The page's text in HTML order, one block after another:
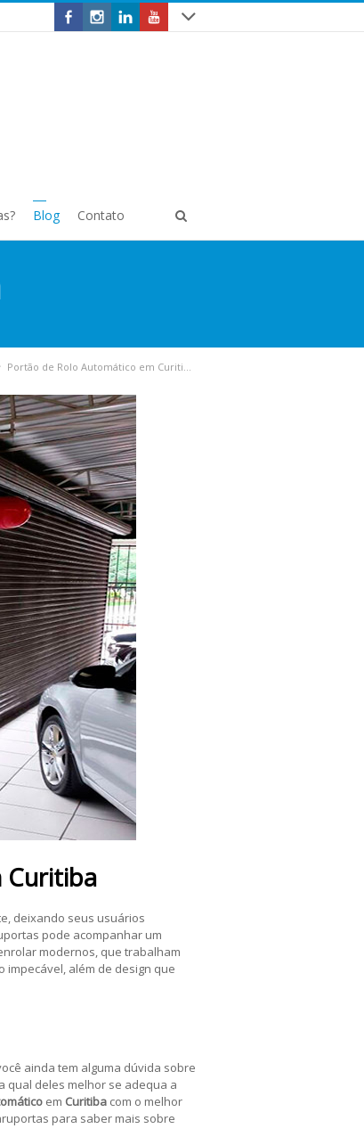
Blog Contato
Portão de Rolo Automático em Curitiba
Curitiba
deixando seus usuários
pode acompanhar um
modernos, que trabalham
impecável, além de design que
ainda tem alguma dúvida sobre
qual deles melhor se adequa a
em Curitiba com o melhor
para saber mais sobre